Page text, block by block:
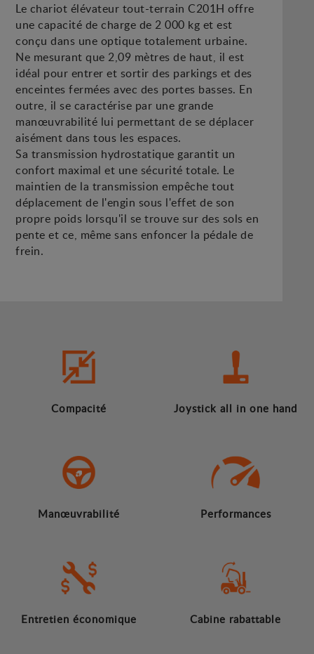
Le chariot élévateur tout-terrain C201H offre
une capacité de charge de 2 000 kg et est
conçu dans une optique totalement urbaine.
Ne mesurant que 2,09 mètres de haut, il est
idéal pour entrer et sortir des parkings et des
enceintes fermées avec des portes basses. En
outre, il se caractérise par une grande
manœuvrabilité lui permettant de se déplacer
aisément dans tous les espaces.
Sa transmission hydrostatique garantit un
confort maximal et une sécurité totale. Le
maintien de la transmission empêche tout
déplacement de l'engin sous l'effet de son
propre poids lorsqu'il se trouve sur des sols en
pente et ce, même sans enfoncer la pédale de
frein.
Compacité Joystick all in one hand
Manœuvrabilité Performances
Entretien économique Cabine rabattable